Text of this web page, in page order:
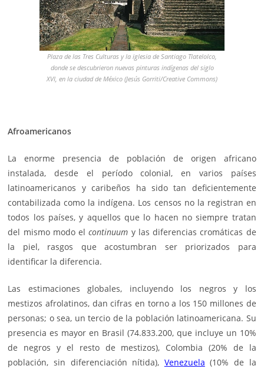
Plaza de las Tres Culturas y la iglesia de Santiago Tlatelolco,
donde se descubrieron nuevas pinturas indígenas del siglo
XVI, en la ciudad de México (Jesús Gorriti/Creative Commons)
Afroamericanos
La enorme presencia de población de origen africano
instalada, desde el período colonial, en varios países
latinoamericanos y caribeños ha sido tan deficientemente
contabilizada como la indígena. Los censos no la registran en
todos los países, y aquellos que lo hacen no siempre tratan
del mismo modo elcontinuum y las diferencias cromáticas de
la piel, rasgos que acostumbran ser priorizados para
identificar la diferencia.
Las estimaciones globales, incluyendo los negros y los
mestizos afrolatinos, dan cifras en torno a los 150 millones de
personas; o sea, un tercio de la población latinoamericana. Su
presencia es mayor en Brasil (74.833.200, que incluye un 10%
de negros y el resto de mestizos), Colombia (20% de la
población, sin diferenciación nítida), Venezuela (10% de la